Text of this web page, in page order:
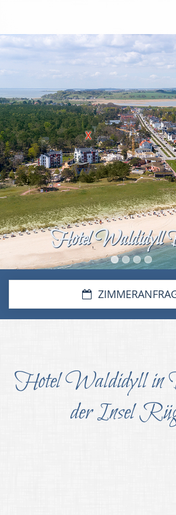
Hotel
Ökostrom
AGB
Hotel-Stornoversicherung
Zimmeranfrage
Zimmer
Restaurant & Biergarten
Feste & Feiern
Impressionen
Freizeit & Umgebung
Hotel Waldidyll
Hotel Waldidyll in
der Insel